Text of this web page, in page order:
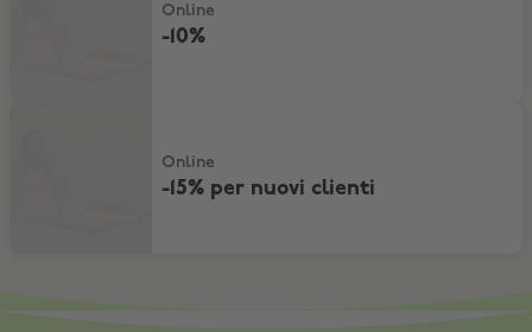
Online
-10%
Online
-15% per nuovi clienti